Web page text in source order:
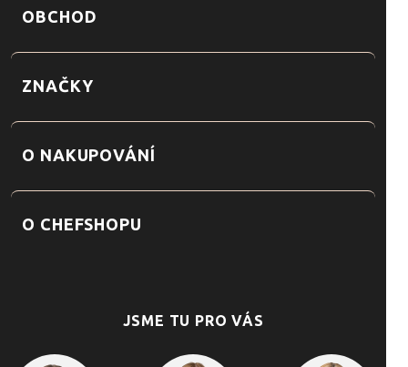
OBCHOD
ZNAČKY
O NAKUPOVÁNÍ
O CHEFSHOPU
JSME TU PRO VÁS